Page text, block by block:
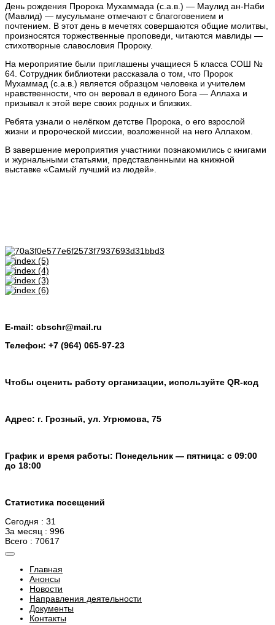
День рождения Пророка Мухаммада (с.а.в.) — Маулид ан-Наби
(Мавлид) — мусульмане отмечают с благоговением и
почтением. В этот день в мечетях совершаются общие молитвы,
произносятся торжественные проповеди, читаются мавлиды —
стихотворные славословия Пророку.
На мероприятие были приглашены учащиеся 5 класса СОШ №
64. Сотрудник библиотеки рассказала о том, что Пророк
Мухаммад (с.а.в.) является образцом человека и учителем
нравственности, что он веровал в единого Бога — Аллаха и
призывал к этой вере своих родных и близких.
Ребята узнали о нелёгком детстве Пророка, о его взрослой
жизни и пророческой миссии, возложенной на него Аллахом.
В завершение мероприятия участники познакомились с книгами
и журнальными статьями, представленными на книжной
выставке «Самый лучший из людей».
E-mail: cbschr@mail.ru
Телефон: +7 (964) 065-97-23
Чтобы оценить работу организации, используйте QR-код
Адрес: г. Грозный, ул. Угрюмова, 75
График и время работы: Понедельник — пятница: с 09:00
до 18:00
Статистика посещений
Сегодня : 31
За месяц : 996
Всего : 70617
Главная
Анонсы
Новости
Направления деятельности
Документы
Контакты